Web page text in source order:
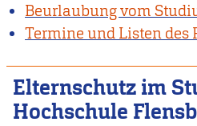
Beurlaubung vom
Termine und Listen
Elternschutz im
Hochschule